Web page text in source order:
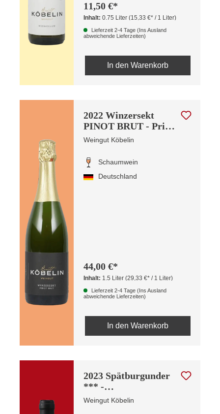
11,50 €*
Inhalt:0.75 Liter(15,33 €* / 1 Liter)
Lieferzeit 2-4 Tage (Ins Ausland
abweichende Lieferzeiten)
In den Warenkorb
2022 Winzersekt
PINOT BRUT - Privat
Cuvée - | MG
Weingut Köbelin
Schaumwein
Deutschland
44,00 €*
Inhalt: 1.5 Liter(29,33 €* / 1 Liter)
Lieferzeit 2-4 Tage (Ins Ausland
abweichende Lieferzeiten)
In den Warenkorb
2023 Spätburgunder
*** -
Barrique/Selection -
Lösswand
Weingut Köbelin